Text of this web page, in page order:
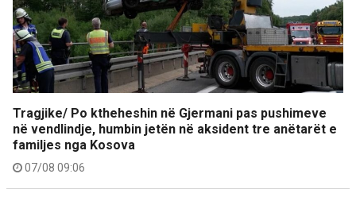
Tragjike/ Po ktheheshin në Gjermani pas pushimeve
në vendlindje, humbin jetën në aksident tre anëtarët e
familjes nga Kosova
07/08 09:06